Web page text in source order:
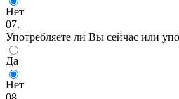
Нет
07.
Употребляете ли Вы сейчас или
Да
Нет